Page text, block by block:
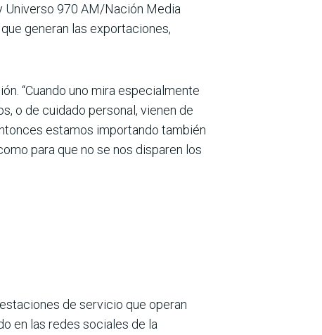
Uni­verso 970 AM/Nación Media
generan las exportaciones,
“Cuando uno mira especialmente
o de cuidado personal, vienen de
estamos impor­tando también
para que no se nos disparen los
de servicio que operan
en las redes sociales de la